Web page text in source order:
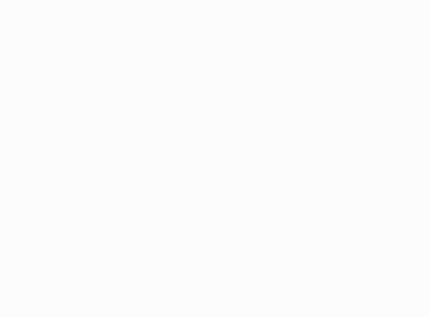
prostoru mají rozdílné využití.
průvanu a zasedací místnost se